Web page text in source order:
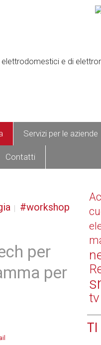
Servizi per le aziende
Contatti
workshop
per
per
tv
TI